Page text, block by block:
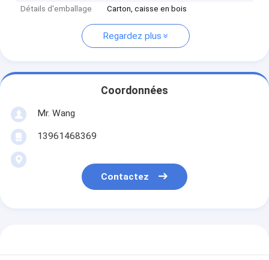
Détails d'emballage
Carton, caisse en bois
Regardez plus
Coordonnées
Mr. Wang
13961468369
Contactez